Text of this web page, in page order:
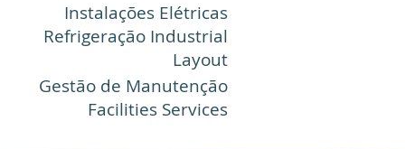
Instalações Elétricas
Refrigeração Industrial
Layout
Gestão de Manutenção
Facilities Services